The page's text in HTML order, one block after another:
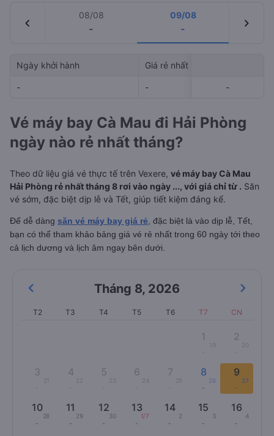
chevron_left
08/08
-
09/08
- chevron_right
Ngày khởi hành Giá rẻ nhất
- - -
-
Vé máy bay Cà Mau đi Hải Phòng
ngày nào rẻ nhất tháng?
Theo dữ liệu giá vé thực tế trên Vexere, vé máy bay Cà Mau
Hải Phòng rẻ nhất tháng 8 rơi vào ngày ..., với giá chỉ từ . Săn
vé sớm, đặc biệt dịp lễ và Tết, giúp tiết kiệm đáng kể.
Để dễ dàng săn vé máy bay giá rẻ , đặc biệt là vào dịp lễ, Tết,
bạn có thể tham khảo bảng giá vé rẻ nhất trong 60 ngày tới theo
cả lịch dương và lịch âm ngay bên dưới.
Tháng 8, 2026
T2 T3 T4 T5 T6 T7 CN
1
19
2
3
21
4 5 6
24
7
25
8
26
-
9
27
-
10
28
-
11
29
-
12
30
-
13
1/7
-
14
2
-
15
3
-
16
4
-